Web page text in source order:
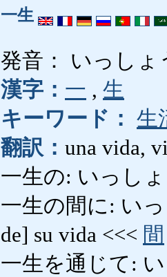
一生
発音： いっしょ
漢字： 一 , 生
キーワード： 生
翻訳： una vida,
一生の: いっし
一生の間に: い
de] su vida <<< 間
一生を通じて: